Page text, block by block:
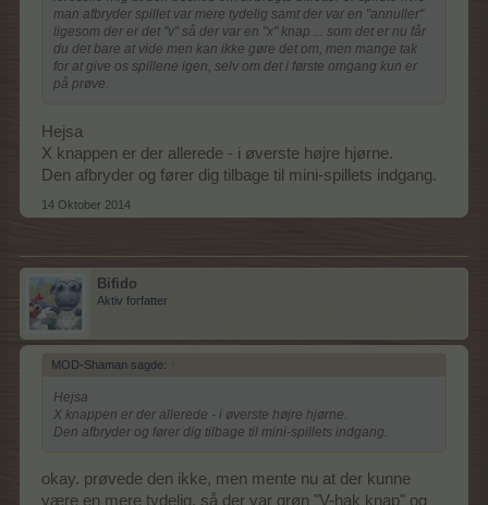
man afbryder spillet var mere tydelig samt der var en "annuller"
ligesom der er det "v" så der var en "x" knap ... som det er nu får
du det bare at vide men kan ikke gøre det om, men mange tak
for at give os spillene igen, selv om det i første omgang kun er
på prøve.
Hejsa
X knappen er der allerede - i øverste højre hjørne.
Den afbryder og fører dig tilbage til mini-spillets indgang.
14 Oktober 2014
Bifido
Aktiv forfatter
MOD-Shaman sagde: ↑
Hejsa
X knappen er der allerede - i øverste højre hjørne.
Den afbryder og fører dig tilbage til mini-spillets indgang.
okay. prøvede den ikke, men mente nu at der kunne
være en mere tydelig, så der var grøn "V-hak knap" og